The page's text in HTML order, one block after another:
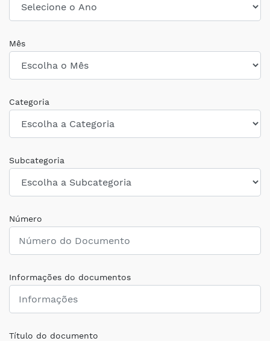
Mês
Categoria
Subcategoria
Número
Informações do documentos
Título do documento